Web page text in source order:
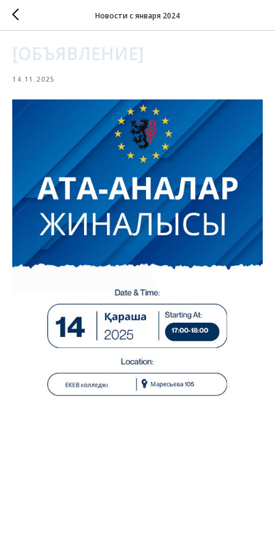
Новости с января 2024
[ОБЪЯВЛЕНИЕ]
14.11.2025